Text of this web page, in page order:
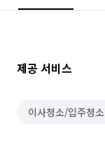
제공 서비스
이사청소/입주청소